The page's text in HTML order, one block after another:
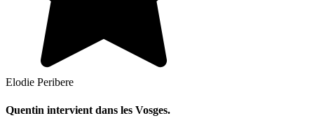
Elodie Peribere
Quentin intervient dans les Vosges.